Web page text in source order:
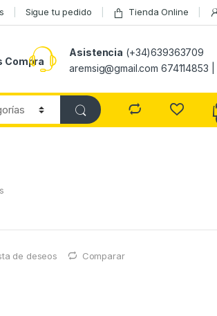
Sigue tu pedido Tienda Online
Compra
Asistencia (+34)639363709
aremsig@gmail.com 674114853
de deseos Comparar